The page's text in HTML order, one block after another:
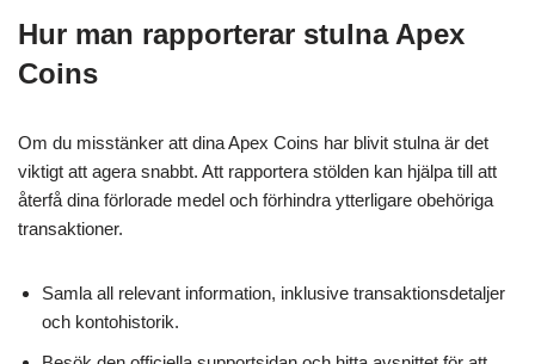
Hur man rapporterar stulna Apex
Coins
Om du misstänker att dina Apex Coins har blivit stulna är det
viktigt att agera snabbt. Att rapportera stölden kan hjälpa till att
återfå dina förlorade medel och förhindra ytterligare obehöriga
transaktioner.
Samla all relevant information, inklusive transaktionsdetaljer
och kontohistorik.